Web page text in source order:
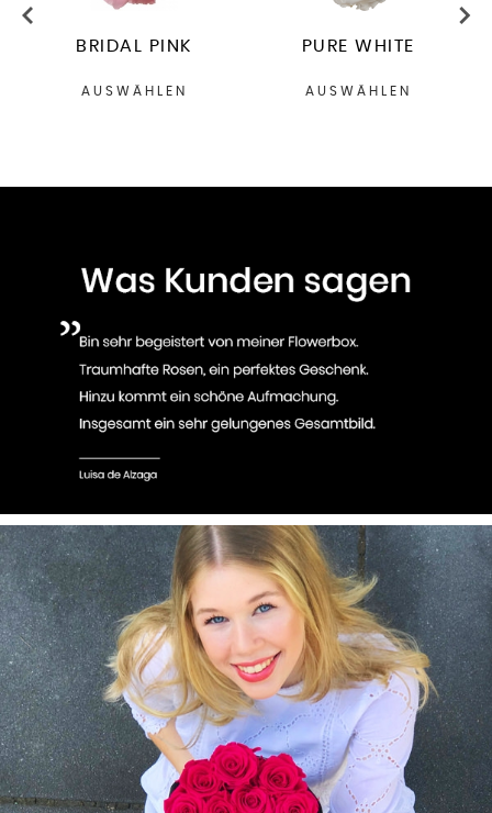
BRIDAL PINK
AUSWÄHLEN
PURE WHITE
AUSWÄHLEN